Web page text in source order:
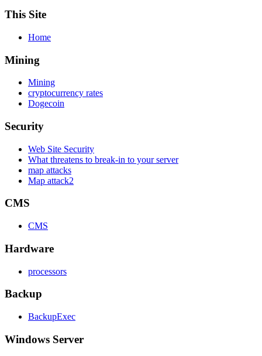
This Site
Home
Mining
Mining
cryptocurrency rates
Dogecoin
Security
Web Site Security
What threatens to break-in to your server
map attacks
Map attack2
CMS
CMS
Hardware
processors
Backup
BackupExec
Windows Server